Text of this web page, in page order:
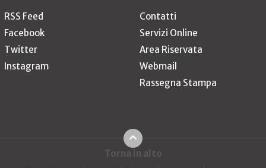
RSS Feed
Facebook
Twitter
Instagram
Contatti
Servizi Online
Area Riservata
Webmail
Rassegna Stampa
Torna in alto